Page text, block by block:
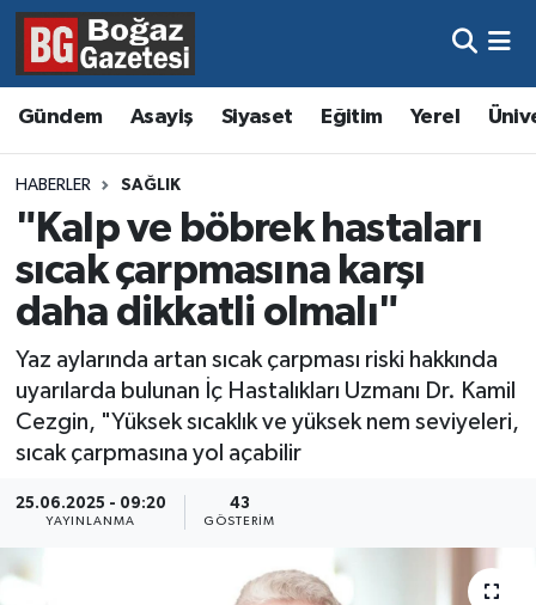
Gündem Asayiş Siyaset Eğitim Yerel
HABERLER SAĞLIK
"Kalp ve böbrek hastaları
sıcak çarpmasına karşı
daha dikkatli olmalı"
Yaz aylarında artan sıcak çarpması riski hakkında
uyarılarda bulunan İç Hastalıkları Uzmanı Dr. Kamil
Cezgin, "Yüksek sıcaklık ve yüksek nem seviyeleri,
sıcak çarpmasına yol açabilir
25.06.2025 - 09:20
YAYINLANMA
43
GÖSTERIM
Asayiş
Eğitim
Ekonomi
Gündem
Magazin
Resmi İlanlar
Sağlık
Hava Durumu
Trafik Durumu
Süper Lig Puan Durumu ve Fikstür
Tüm Manşetler
Haber Arşivi